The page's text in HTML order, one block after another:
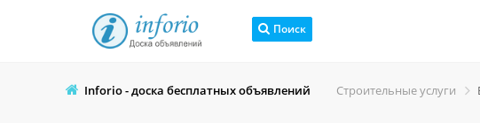
Поиск
Inforio - доска бесплатных объявлений Строительные услуги